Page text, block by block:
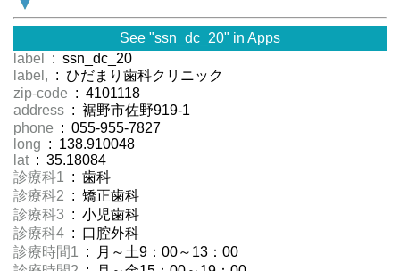
See "ssn_dc_20" in Apps
label
: ssn_dc_20
label, : ひだまり歯科クリニック
zip-code : 4101118
address : 裾野市佐野919-1
phone : 055-955-7827
long : 138.910048
lat : 35.18084
診療科1 : 歯科
診療科2 : 矯正歯科
診療科3 : 小児歯科
診療科4 : 口腔外科
診療時間1 : 月～土9：00～13：00